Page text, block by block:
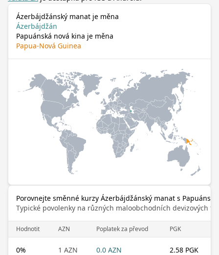
Ázerbájdžánský manat je měna
Ázerbájdžán
Papuánská nová kina je měna
Papua-Nová Guinea
Porovnejte směnné kurzy Ázerbájdžánský manat s
Typické povolenky na různých maloobchodních devizových
Hodnotit AZN Poplatek za převod PGK
0% 1 AZN 0.0 AZN 2.58 PGK